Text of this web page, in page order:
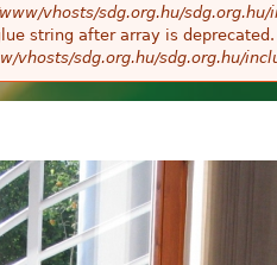
vhosts/sdg.org.hu/sdg.org.hu/
string after array is
vhosts/sdg.org.hu/sdg.org.hu/